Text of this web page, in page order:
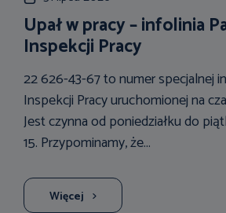
Upał w pracy – infolinia
Inspekcji Pracy
22 626-43-67 to numer specjalnej
Inspekcji Pracy uruchomionej na
Jest czynna od poniedziałku do
15. Przypominamy, że...
Więcej